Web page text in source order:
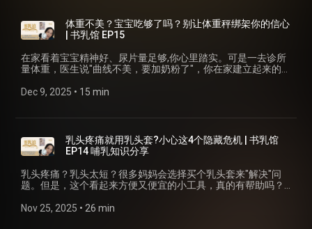
亚华人哺乳社群 Anggugu 的创办人 - 十多年母乳喂养咨询经
验 新集数每周三更新
体重不美？宝宝吃够了吗？别让体重秤绑架你的信心
| 书乳馆 EP15
在家看着宝宝精神好、尿片量足够,你心里踏实。可是一去诊所
量体重，医生说"曲线不美，要加奶粉了"，你在家建立起来的信
定心丸。 📖 本集重点: 为什么医生把体重增长当成"第一诫命"?
什么意思?为什么总有人在3%? 如何问医生对的问题,理清真实
状况 观察下巴停顿(chin pause)比看秤更重要 📚 本集讨论书籍:
《What Doctors Don't Know About Breastfeeding》 作者: Dr.
Jack Newman & Andrea Polokova 第14章: Is the Baby Getting
Enough to Eat? ⏱️ 章节时间轴: 00:00 开场:诊所的"不及格分数"
00:57 欢迎回来 + 今日主题 01:15 新生儿体重 vs 成长期体重问
题 01:54 体重是医生的第一诫命 03:43 量体重不是治疗方案
05:12 奶瓶不是解决方案 06:19 真实案例:9%体重下降的恐慌
Dec 9, 2025 • 15 min
乳头疼痛就用乳头套?小心这4个隐藏危机 | 书乳馆
EP14 哺乳知识分享
乳头疼痛？乳头太短？很多妈妈会选择买个乳头套来"解决"问
题。但是，这个看起来方便又便宜的小工具，真的有帮助吗？
Don't Know About Breastfeeding》第13章里,对乳头套非常严
Nov 25, 2025 • 26 min